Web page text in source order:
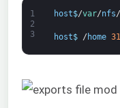
1
2
3
host$/var/nfs/
host$ / home